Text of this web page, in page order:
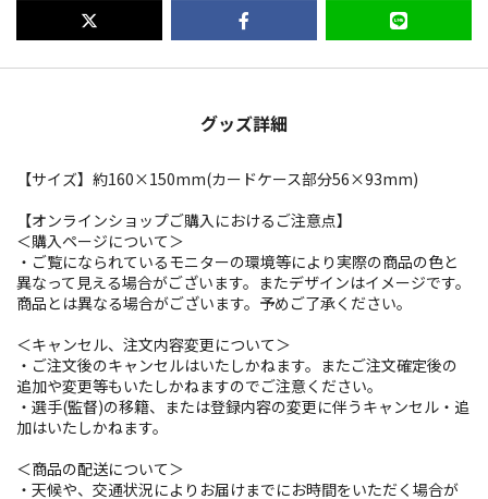
グッズ詳細
【サイズ】約160×150mm(カードケース部分56×93mm)
【オンラインショップご購入におけるご注意点】
＜購入ページについて＞
・ご覧になられているモニターの環境等により実際の商品の色と
異なって見える場合がございます。またデザインはイメージです。
商品とは異なる場合がございます。予めご了承ください。
＜キャンセル、注文内容変更について＞
・ご注文後のキャンセルはいたしかねます。またご注文確定後の
追加や変更等もいたしかねますのでご注意ください。
・選手(監督)の移籍、または登録内容の変更に伴うキャンセル・追
加はいたしかねます。
＜商品の配送について＞
・天候や、交通状況によりお届けまでにお時間をいただく場合が